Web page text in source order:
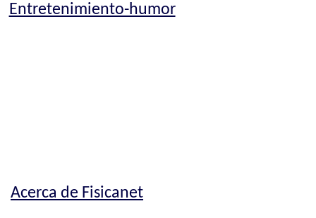
Entretenimiento-humor
Acerca de Fisicanet